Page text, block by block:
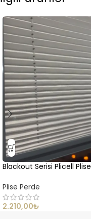
Blackout Serisi Plicell Plise
Plise Perde
2.210,00₺